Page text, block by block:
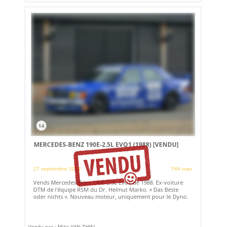
14
MERCEDES-BENZ 190E-2.5L EVO1 (1988)[VENDU]
27 septembre 2024 744 vues
Vends Mercedes-Benz 190E-2.5L Evo1 de 1988. Ex-voiture
DTM de l'équipe RSM du Dr. Helmut Marko. « Das Beste
oder nichts ». Nouveau moteur, uniquement pour le Dyno.